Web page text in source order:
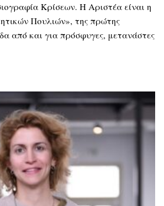
Κρίσεων. Η Αριστέα είναι η
Πουλιών», της πρώτης
από και για πρόσφυγες, μετανάστες